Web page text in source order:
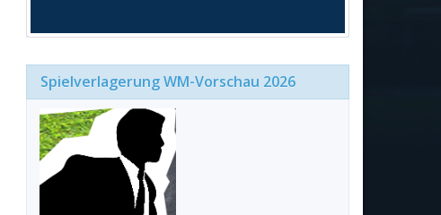
Spielverlagerung WM-Vorschau 2026